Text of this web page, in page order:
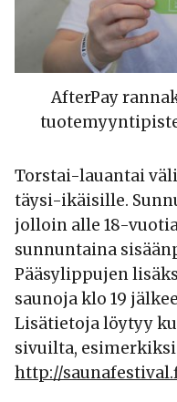
AfterPay
Torstai-lauantai
täysi-ikäisille.
jolloin alle 18-
sunnuntaina
Pääsylippujen
saunoja klo 19
Lisätietoja löytyy
sivuilta,
http://